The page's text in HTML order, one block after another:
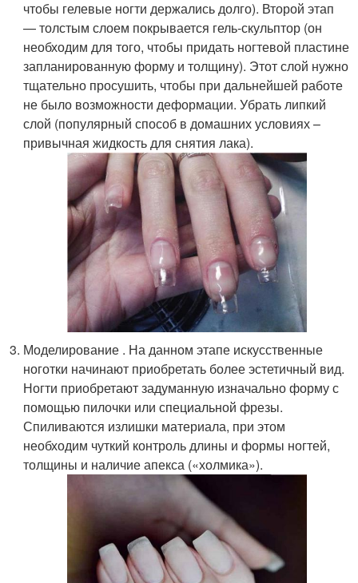
чтобы гелевые ногти держались долго). Второй этап
— толстым слоем покрывается гель-скульптор (он
необходим для того, чтобы придать ногтевой пластине
запланированную форму и толщину). Этот слой нужно
тщательно просушить, чтобы при дальнейшей работе
не было возможности деформации. Убрать липкий
слой (популярный способ в домашних условиях –
привычная жидкость для снятия лака).
Моделирование . На данном этапе искусственные
ноготки начинают приобретать более эстетичный вид.
Ногти приобретают задуманную изначально форму с
помощью пилочки или специальной фрезы.
Спиливаются излишки материала, при этом
необходим чуткий контроль длины и формы ногтей,
толщины и наличие апекса («холмика»).